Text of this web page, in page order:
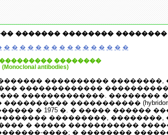
������� �������� ��������
� � � � � � � � � � � � � � � �
��������
(Monoclonal antibodies)
���������� ��������,
�������������
�������������. ��������
�����������
� 1975 �. � ����� ������
���������, ��������,
� ����� �����������
����; � ��������